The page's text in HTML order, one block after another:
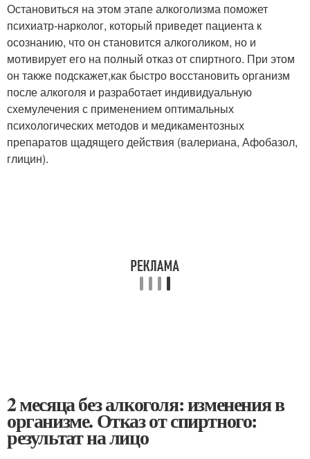
Остановиться на этом этапе алкоголизма поможет
психиатр-нарколог, который приведет пациента к
осознанию, что он становится алкоголиком, но и
мотивирует его на полный отказ от спиртного. При этом
он также подскажет,как быстро восстановить организм
после алкоголя и разработает индивидуальную
схемулечения с применением оптимальных
психологических методов и медикаментозных
препаратов щадящего действия (валериана, Афобазол,
глицин).
2 месяца без алкоголя: изменения в
организме. Отказ от спиртного:
результат на лицо